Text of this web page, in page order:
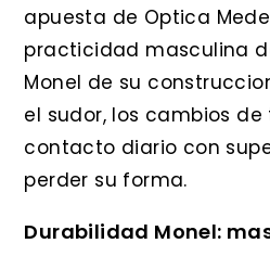
apuesta de Optica
practicidad masculina
Monel de su
el sudor, los cambios
contacto diario con
perder su forma.
Durabilidad Monel: